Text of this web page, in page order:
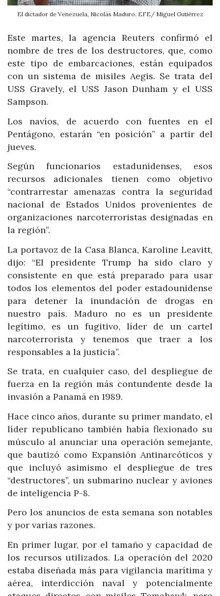
El dictador de Venezuela, Nicolás Maduro. EFE/ Miguel Gutiérrez
Este martes, la agencia Reuters confirmó el
nombre de tres de los destructores, que, como
este tipo de embarcaciones, están equipados
con un sistema de misiles Aegis. Se trata del
USS Gravely, el USS Jason Dunham y el USS
Sampson.
Los navíos, de acuerdo con fuentes en el
Pentágono, estarán “en posición” a partir del
jueves.
Según funcionarios estadunidenses, esos
recursos adicionales tienen como objetivo
“contrarrestar amenazas contra la seguridad
nacional de Estados Unidos provenientes de
organizaciones narcoterroristas designadas en
la región”.
La portavoz de la Casa Blanca, Karoline Leavitt,
dijo: “El presidente Trump ha sido claro y
consistente en que está preparado para usar
todos los elementos del poder estadounidense
para detener la inundación de drogas en
nuestro país. Maduro no es un presidente
legítimo, es un fugitivo, líder de un cartel
narcoterrorista y tenemos que traer a los
responsables a la justicia”.
Se trata, en cualquier caso, del despliegue de
fuerza en la región más contundente desde la
invasión a Panamá en 1989.
Hace cinco años, durante su primer mandato, el
líder republicano también había flexionado su
músculo al anunciar una operación semejante,
que bautizó como Expansión Antinarcóticos y
que incluyó asimismo el despliegue de tres
“destructores”, un submarino nuclear y aviones
de inteligencia P-8.
Pero los anuncios de esta semana son notables
y por varias razones.
En primer lugar, por el tamaño y capacidad de
los recursos utilizados. La operación del 2020
estaba diseñada más para vigilancia marítima y
aérea, interdicción naval y potencialmente